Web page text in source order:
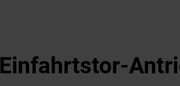
Einfahrtstor-